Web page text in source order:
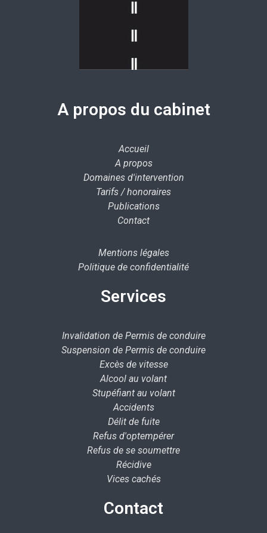
A propos du cabinet
Accueil
A propos
Domaines d'intervention
Tarifs / honoraires
Publications
Contact
Mentions légales
Politique de confidentialité
Services
Invalidation de Permis de conduire
Suspension de Permis de conduire
Excès de vitesse
Alcool au volant
Stupéfiant au volant
Accidents
Délit de fuite
Refus d'optempérer
Refus de se soumettre
Récidive
Vices cachés
Contact